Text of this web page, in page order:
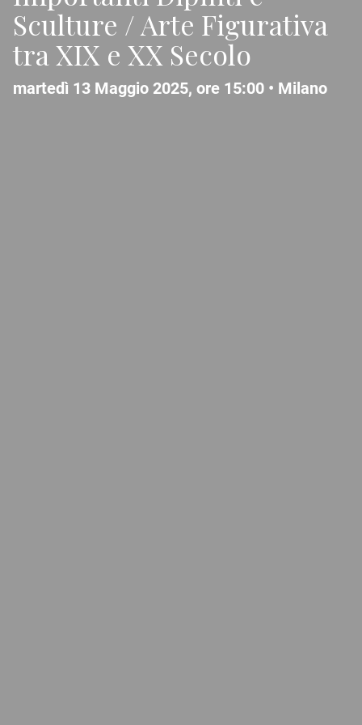
Sculture / Arte Figurativa
tra XIX e XX Secolo
martedì 13 Maggio 2025, ore 15:00 • Milano